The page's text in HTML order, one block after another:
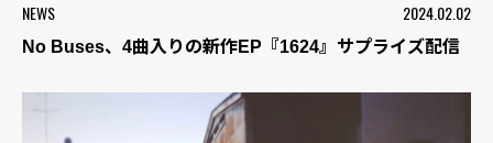
NEWS 2024.02.02
No Buses、4曲入りの新作EP『1624』サプライズ配信